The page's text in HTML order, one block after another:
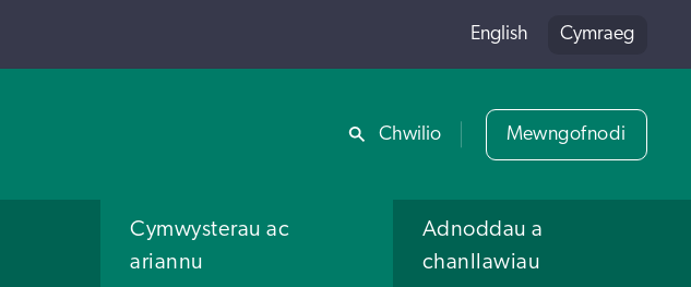
Rhannu
English Cymraeg
Chwilio Mewngofnodi
Cymwysterau ac
ariannu
Adnoddau a
chanllawiau